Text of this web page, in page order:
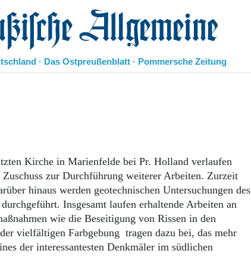
Zeitung
· Das Ostpreußenblatt · Pommersche Zeitung
Leben
Geschichte
Ostpreußen
Pommern
Berlin-Brandenburg
Schlesien
Danzig und Westpreußen
Bücher
Kirche in Marienfelde bei Pr. Holland verlaufen
zur Durchführung weiterer Arbeiten. Zurzeit
hinaus werden geotechnischen Untersuchungen des
Insgesamt laufen erhaltende Arbeiten an
wie die Beseitigung von Rissen in den
vielfältigen Farbgebung tragen dazu bei, das mehr
der interessantesten Denkmäler im südlichen